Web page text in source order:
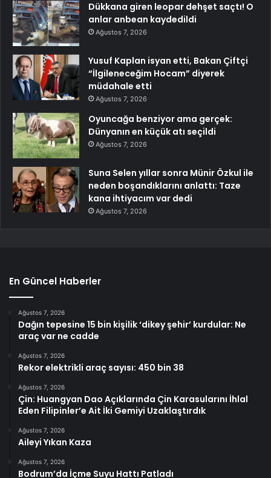
Dükkana giren leopar dehşet saçtı! O
anlar anbean kaydedildi
Ağustos 7, 2026
Yusuf Kaplan isyan etti, Bakan Çiftçi
“İlgileneceğim Hocam” diyerek
müdahale etti
Ağustos 7, 2026
Oyuncağa benziyor ama gerçek:
Dünyanın en küçük atı seçildi
Ağustos 7, 2026
Suna Selen yıllar sonra Münir Özkul ile
neden boşandıklarını anlattı: Taze
kana ihtiyacım var dedi
Ağustos 7, 2026
En Güncel Haberler
Ağustos 7, 2026
Dağın tepesine 15 bin kişilik ‘dikey şehir’ kurdular: Ne
araç var ne cadde
Ağustos 7, 2026
Rekor elektrikli araç sayısı: 450 bin 38
Ağustos 7, 2026
Çin: Huangyan Dao Açıklarında Çin Karasularını İhlal
Eden Filipinler’e Ait İki Gemiyi Uzaklaştırdık
Ağustos 7, 2026
Aileyi Yıkan Kaza
Ağustos 7, 2026
Bodrum’da İçme Suyu Hattı Patladı